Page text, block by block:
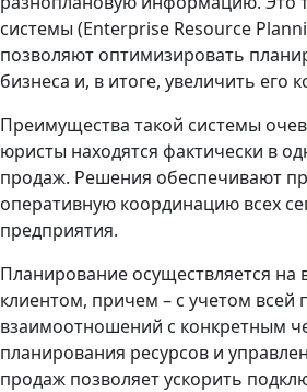
системы (Enterprise Resource
позволяют оптимизировать
бизнеса и, в итоге, увеличить его
Преимущества такой системы
юристы находятся фактически в
продаж. Решения обеспечивают
оперативную координацию всех
предприятия.
Планирование осуществляется на
клиентом, причем – с учетом всей
взаимоотношений с конкретным
планирования ресурсов и
продаж позволяет ускорить